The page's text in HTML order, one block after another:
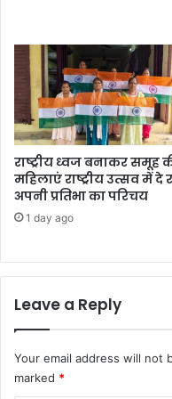
राष्ट्रीय ध्वज बनाकर समूह
महिलाएं राष्ट्रीय उत्सव में दे
अपनी प्रतिभा का परिचय
1 day ago
Leave a Reply
Your email address will not
marked *